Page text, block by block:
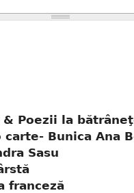
Poezii la
Bunica Ana
Sasu
franceză